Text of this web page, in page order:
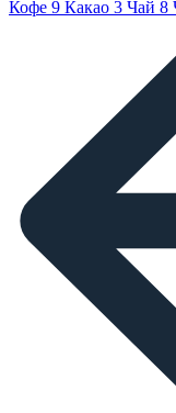
Кофе 9 Какао 3 Чай 8